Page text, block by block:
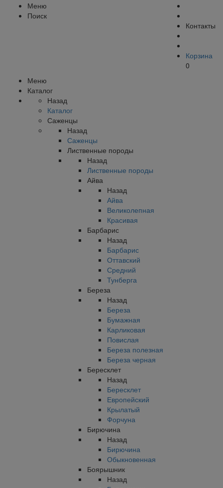
Контакты
Корзина
0
Меню
Поиск
Меню
Каталог
Назад
Каталог
Саженцы
Назад
Саженцы
Лиственные породы
Назад
Лиственные породы
Айва
Назад
Айва
Великолепная
Красивая
Барбарис
Назад
Барбарис
Оттавский
Средний
Тунберга
Береза
Назад
Береза
Бумажная
Карликовая
Повислая
Береза полезная
Береза черная
Бересклет
Назад
Бересклет
Европейский
Крылатый
Форчуна
Бирючина
Назад
Бирючина
Обыкновенная
Боярышник
Назад